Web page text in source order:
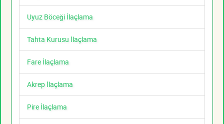
Uyuz Böceği İlaçlama
Tahta Kurusu İlaçlama
Fare İlaçlama
Akrep İlaçlama
Pire İlaçlama